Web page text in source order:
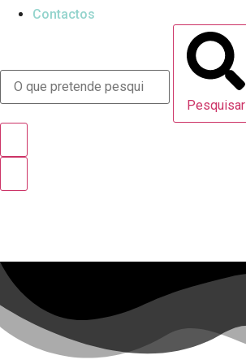
Contactos
Pesquisar